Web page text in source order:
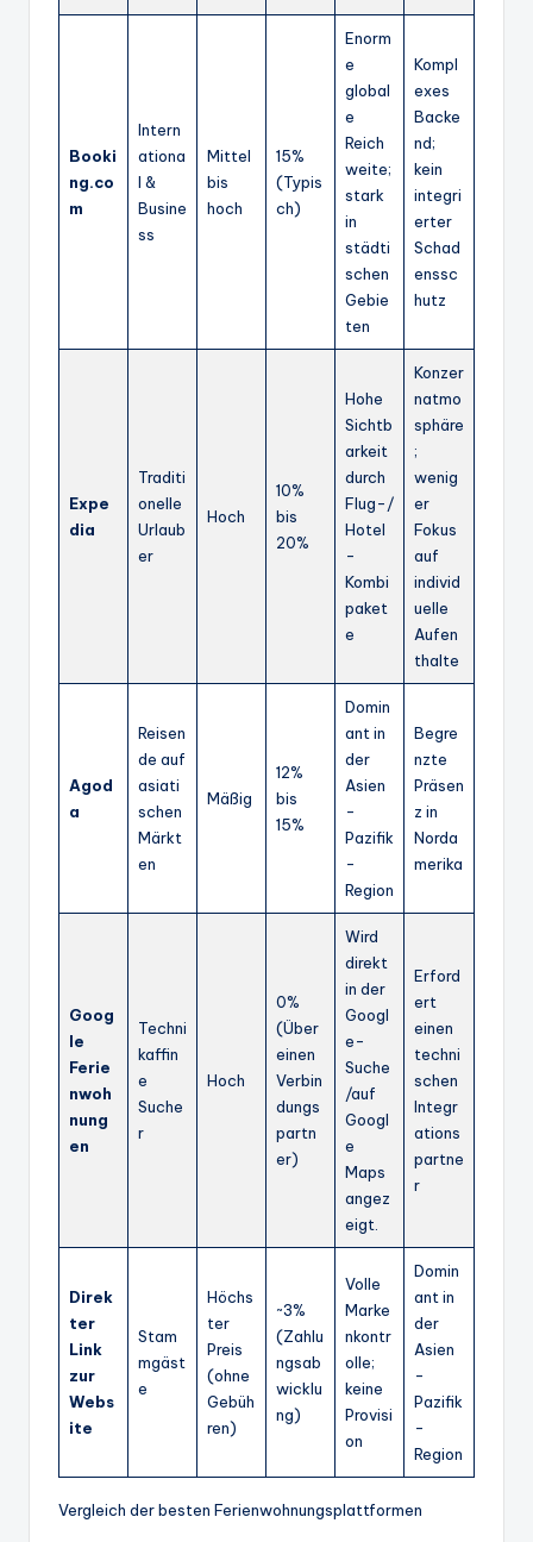
Booki
ng.co
m
Intern
ationa
l &
Busine
ss
Mittel
bis
hoch
15%
(Typis
ch)
Enorm
e
global
e
Reich
weite;
stark
in
städti
schen
Gebie
ten
Kompl
exes
Backe
nd;
kein
integri
erter
Schad
enssc
hutz
Expe
dia
Traditi
onelle
Urlaub
er
Hoch
10%
bis
20%
Hohe
Sichtb
arkeit
durch
Flug-/
Hotel
-
Kombi
paket
e
Konzer
natmo
sphäre
;
wenig
er
Fokus
auf
individ
uelle
Aufen
thalte
Agod
a
Reisen
de auf
asiati
schen
Märkt
en
Mäßig
12%
bis
15%
Domin
ant in
der
Asien
-
Pazifik
-
Region
Begre
nzte
Präsen
z in
Norda
merika
Goog
le
Ferie
nwoh
nung
en
Techni
kaffin
e
Suche
r
Hoch
0%
(Über
einen
Verbin
dungs
partn
er)
Wird
direkt
in der
Googl
e-
Suche
/auf
Googl
e
Maps
angez
eigt.
Erford
ert
einen
techni
schen
Integr
ations
partne
r
Direk
ter
Link
zur
Webs
ite
Stam
mgäst
e
Höchs
ter
Preis
(ohne
Gebüh
ren)
~3%
(Zahlu
ngsab
wicklu
ng)
Volle
Marke
nkontr
olle;
keine
Provisi
on
Domin
ant in
der
Asien
-
Pazifik
-
Region
Vergleich der besten Ferienwohnungsplattformen